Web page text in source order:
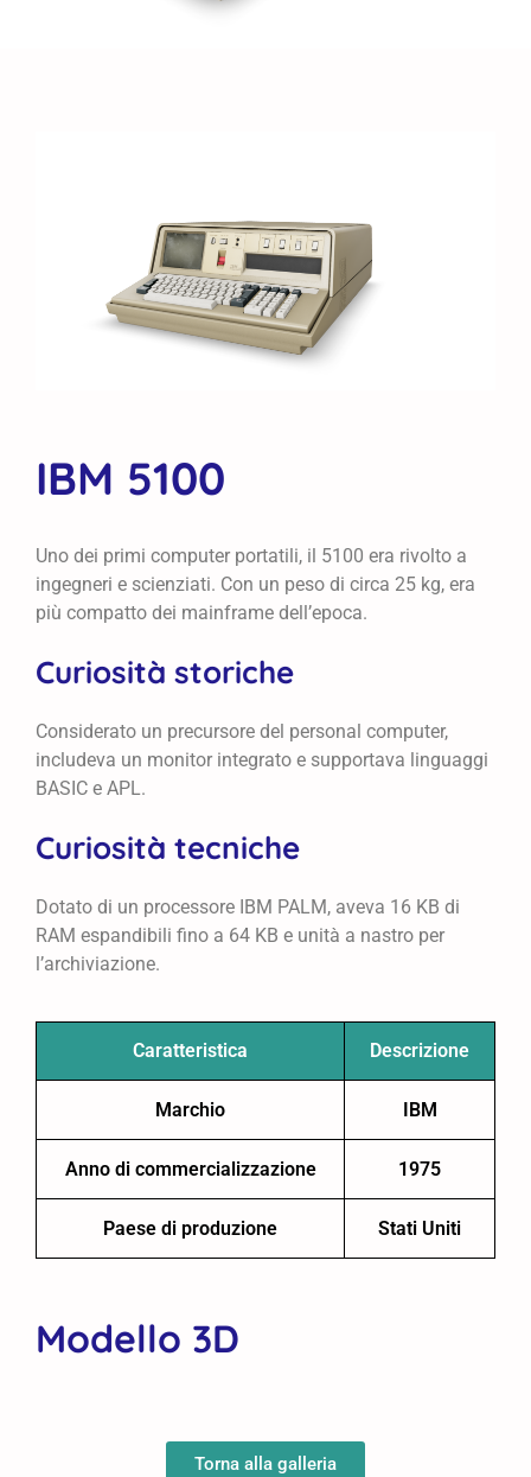
IBM 5100
Uno dei primi computer portatili, il 5100 era rivolto a
ingegneri e scienziati. Con un peso di circa 25 kg, era
più compatto dei mainframe dell’epoca.
Curiosità storiche
Considerato un precursore del personal computer,
includeva un monitor integrato e supportava linguaggi
BASIC e APL.
Curiosità tecniche
Dotato di un processore IBM PALM, aveva 16 KB di
RAM espandibili fino a 64 KB e unità a nastro per
l’archiviazione.
Caratteristica Descrizione
Marchio IBM
Anno di commercializzazione 1975
Paese di produzione Stati Uniti
Modello 3D
Torna alla galleria